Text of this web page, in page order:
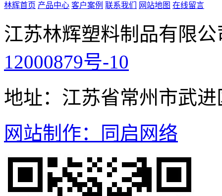
林辉首页 产品中心 客户案例 联系我们 网站地图 在线留言
江苏林辉塑料制品有限
12000879号-10
地址：江苏省常州市武
网站制作：同启网络